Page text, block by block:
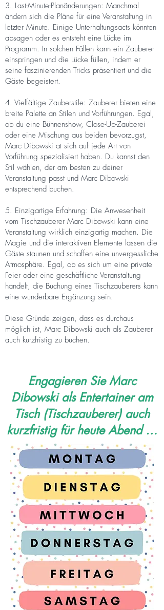
3. Last-Minute-Planänderungen: Manchmal
ändern sich die Pläne für eine Veranstaltung in
letzter Minute. Einige Unterhaltungsacts könnten
absagen oder es entsteht eine Lücke im
Programm. In solchen Fällen kann ein Zauberer
einspringen und die Lücke füllen, indem er
seine faszinierenden Tricks präsentiert und die
Gäste begeistert.
4. Vielfältige Zauberstile: Zauberer bieten eine
breite Palette an Stilen und Vorführungen. Egal,
ob du eine Bühnenshow, Close-Up-Zauberei
oder eine Mischung aus beiden bevorzugst,
Marc Dibowski at sich auf jede Art von
Vorführung spezialisiert haben. Du kannst den
Stil wählen, der am besten zu deiner
Veranstaltung passt und Marc Dibowski
entsprechend buchen.
5. Einzigartige Erfahrung: Die Anwesenheit
vom Tischzauberer Marc Dibowski kann eine
Veranstaltung wirklich einzigartig machen. Die
Magie und die interaktiven Elemente lassen die
Gäste staunen und schaffen eine unvergessliche
Atmosphäre. Egal, ob es sich um eine private
Feier oder eine geschäftliche Veranstaltung
handelt, die Buchung eines Tischzauberers kann
eine wunderbare Ergänzung sein.
Diese Gründe zeigen, dass es durchaus
möglich ist, Marc Dibowski auch als Zauberer
auch kurzfristig zu buchen.
Engagieren Sie Marc
Dibowski als Entertainer am
Tisch (Tischzauberer) auch
kurzfristig für heute Abend …